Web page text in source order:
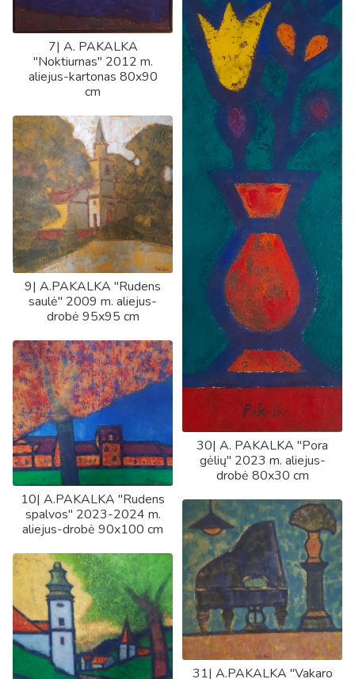
7| A. PAKALKA
"Noktiurnas" 2012 m.
aliejus-kartonas 80x90
cm
9| A.PAKALKA "Rudens
saulė" 2009 m. aliejus-
drobė 95x95 cm
10| A.PAKALKA "Rudens
spalvos" 2023-2024 m.
aliejus-drobė 90x100 cm
30| A. PAKALKA "Pora
gėlių" 2023 m. aliejus-
drobė 80x30 cm
31| A.PAKALKA "Vakaro